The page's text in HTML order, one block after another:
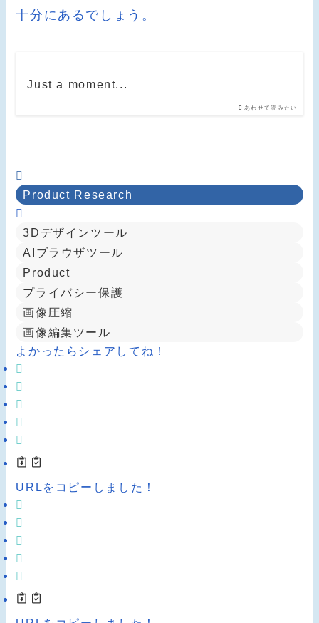
十分にあるでしょう。
あわせて読みたい
Just a moment...
Product Research
3Dデザインツール
AIブラウザツール
Product
プライバシー保護
画像圧縮
画像編集ツール
よかったらシェアしてね！
URLをコピーしました！